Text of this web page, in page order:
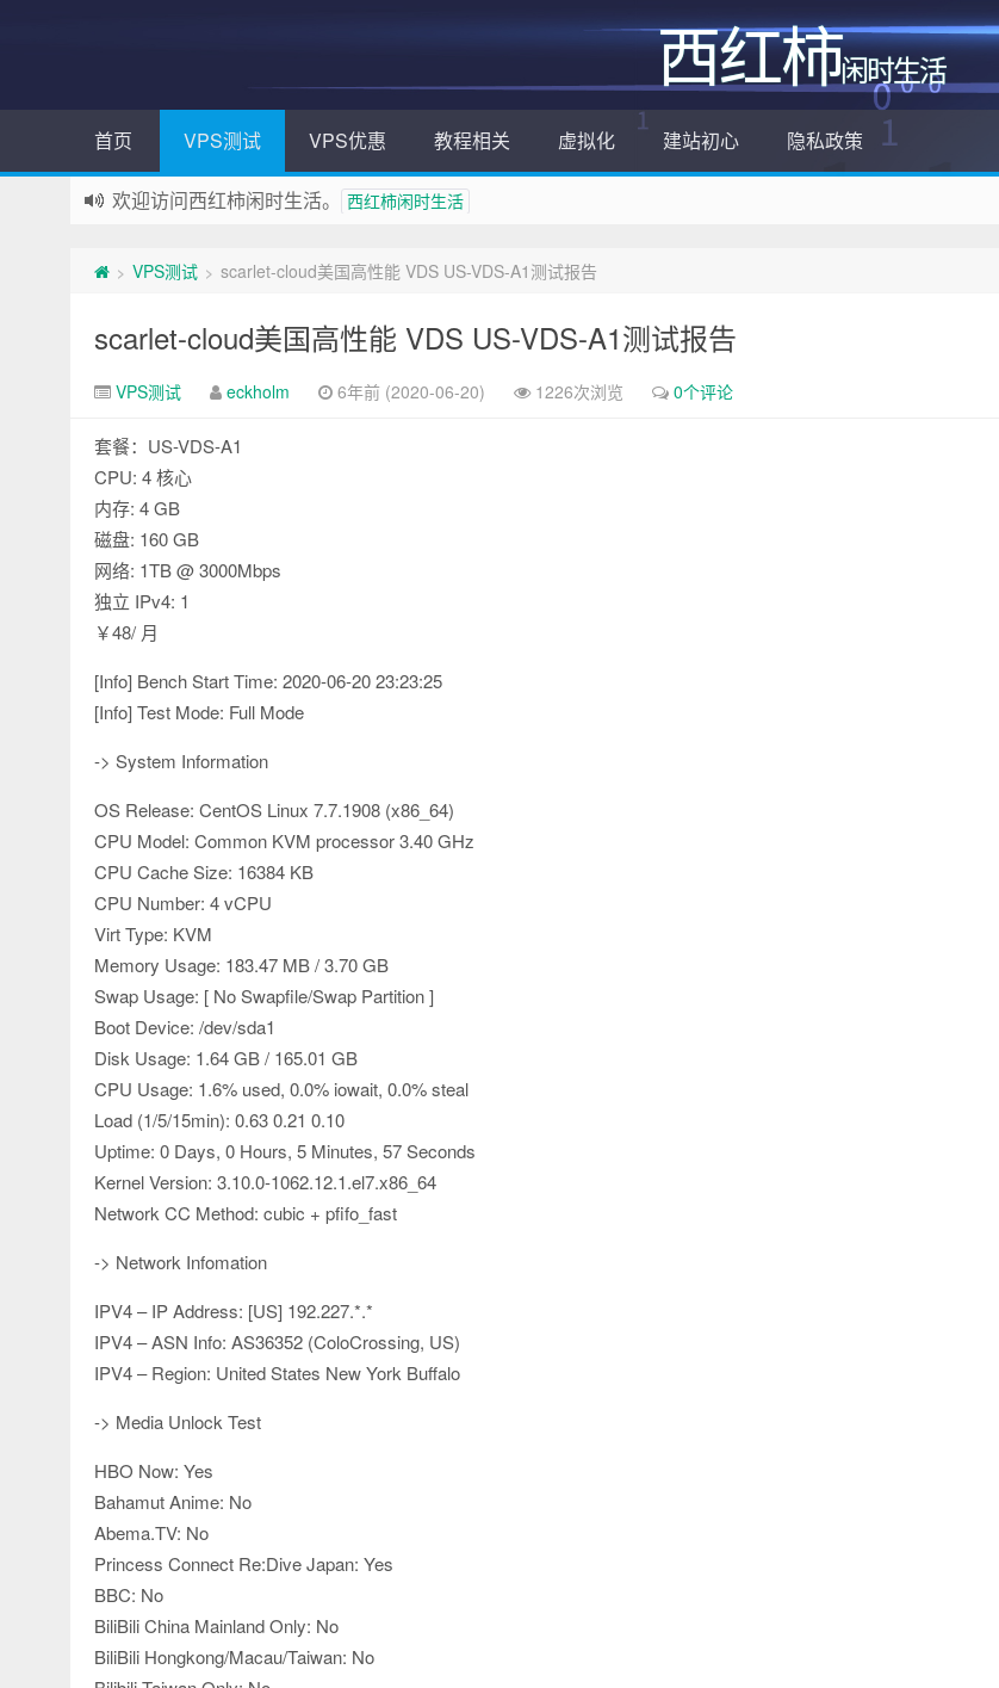
西红柿闲时生活
首页 VPS测试 VPS优惠 教程相关 虚拟化 建站初心 隐私政策
欢迎访问西红柿闲时生活。 西红柿闲时生活
> VPS测试 > scarlet-cloud美国高性能 VDS US-VDS-A1测试报告
scarlet-cloud美国高性能 VDS US-VDS-A1测试报告
VPS测试 eckholm 6年前 (2020-06-20) 1226次浏览 0个评论
套餐：US-VDS-A1
CPU: 4 核心
内存: 4 GB
磁盘: 160 GB
网络: 1TB @ 3000Mbps
独立 IPv4: 1
￥48/ 月
[Info] Bench Start Time: 2020-06-20 23:23:25
[Info] Test Mode: Full Mode
-> System Information
OS Release: CentOS Linux 7.7.1908 (x86_64)
CPU Model: Common KVM processor 3.40 GHz
CPU Cache Size: 16384 KB
CPU Number: 4 vCPU
Virt Type: KVM
Memory Usage: 183.47 MB / 3.70 GB
Swap Usage: [ No Swapfile/Swap Partition ]
Boot Device: /dev/sda1
Disk Usage: 1.64 GB / 165.01 GB
CPU Usage: 1.6% used, 0.0% iowait, 0.0% steal
Load (1/5/15min): 0.63 0.21 0.10
Uptime: 0 Days, 0 Hours, 5 Minutes, 57 Seconds
Kernel Version: 3.10.0-1062.12.1.el7.x86_64
Network CC Method: cubic + pfifo_fast
-> Network Infomation
IPV4 – IP Address: [US] 192.227.*.*
IPV4 – ASN Info: AS36352 (ColoCrossing, US)
IPV4 – Region: United States New York Buffalo
-> Media Unlock Test
HBO Now: Yes
Bahamut Anime: No
Abema.TV: No
Princess Connect Re:Dive Japan: Yes
BBC: No
BiliBili China Mainland Only: No
BiliBili Hongkong/Macau/Taiwan: No